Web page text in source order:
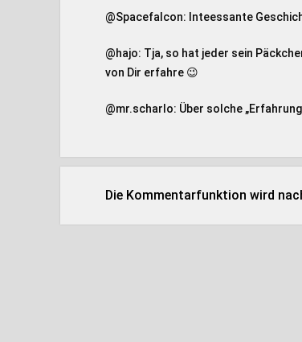
@Spacefalcon: Inteessante
@hajo: Tja, so hat jeder sein
von Dir erfahre 😉
@mr.scharlo: Über solche
Die Kommentarfunktion wird